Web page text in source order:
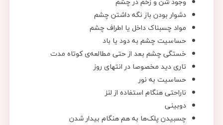
دشوار بودن باز نگه داشتن چشم
مواد چسبناک داخل یا اطراف چشم
حساسیت چشم به دود یا باد
خستگی چشم بعد از حتی مطالعه‌ی کوتاه مدت
تاری دید مخصوصا در انتهای روز
حساسیت به نور
ناراحتی هنگام استفاده از لنز
دوبینی
چسبیدن پلک‌ها به هم هنگام بیدار شدن